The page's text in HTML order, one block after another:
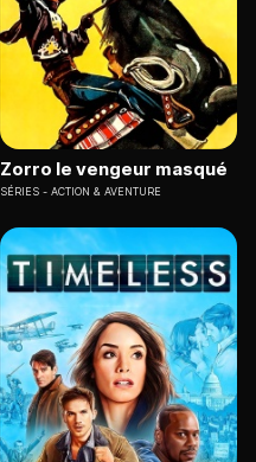
Zorro le vengeur masqué
SÉRIES ACTION & AVENTURE